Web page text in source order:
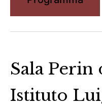
Sala Perin
Istituto